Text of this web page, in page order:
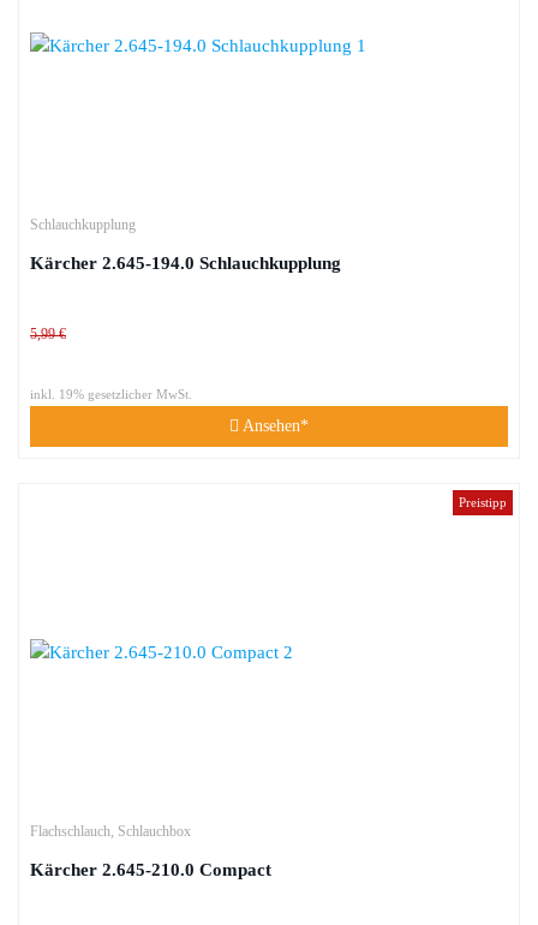
Schlauchkupplung
Kärcher 2.645-194.0 Schlauchkupplung
5,99 €
inkl. 19% gesetzlicher MwSt.
Ansehen*
Preistipp
Flachschlauch, Schlauchbox
Kärcher 2.645-210.0 Compact